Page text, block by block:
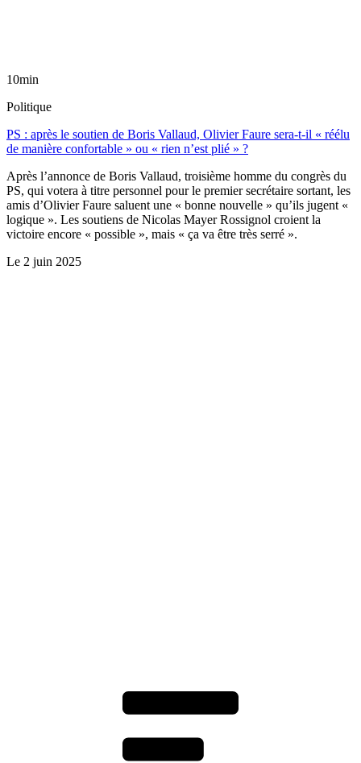
10min
Politique
PS : après le soutien de Boris Vallaud, Olivier Faure sera-t-il « réélu
de manière confortable » ou « rien n’est plié » ?
Après l’annonce de Boris Vallaud, troisième homme du congrès du
PS, qui votera à titre personnel pour le premier secrétaire sortant, les
amis d’Olivier Faure saluent une « bonne nouvelle » qu’ils jugent «
logique ». Les soutiens de Nicolas Mayer Rossignol croient la
victoire encore « possible », mais « ça va être très serré ».
Le 2 juin 2025